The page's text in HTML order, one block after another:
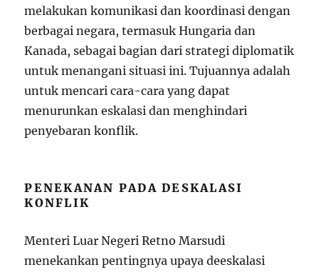
melakukan komunikasi dan koordinasi dengan
berbagai negara, termasuk Hungaria dan
Kanada, sebagai bagian dari strategi diplomatik
untuk menangani situasi ini. Tujuannya adalah
untuk mencari cara-cara yang dapat
menurunkan eskalasi dan menghindari
penyebaran konflik.
PENEKANAN PADA DESKALASI
KONFLIK
Menteri Luar Negeri Retno Marsudi
menekankan pentingnya upaya deeskalasi